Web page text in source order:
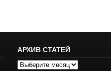
АРХИВ СТАТЕЙ
Архив